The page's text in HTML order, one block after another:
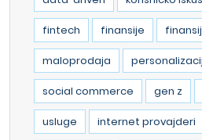
fintech finansije
maloprodaja
social commerce gen z
usluge internet provajderi